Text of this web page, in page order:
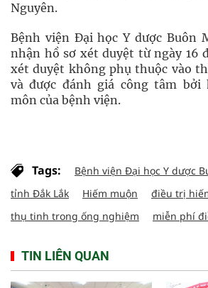
Nguyên.
Bệnh viện Đại học Y dược Buôn
nhận hồ sơ xét duyệt từ ngày 16
xét duyệt không phụ thuộc vào
và được đánh giá công tâm bởi
môn của bệnh viện.
Tags:
Bệnh viện Đại học Y dược
tỉnh Đắk Lắk
Hiếm muộn
điều trị
thụ tinh trong ống nghiệm
miễn phí
TIN LIÊN QUAN